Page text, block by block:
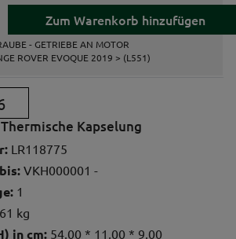
- GETRIEBE AN MOTOR
ROVER EVOQUE 2019 > (L551)
Kapselung
LR118775
VKH000001 -
1
kg
in cm: 54,00 * 11,00 * 9,00